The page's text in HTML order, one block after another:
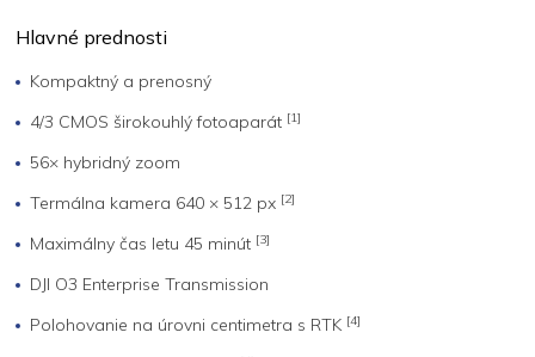
Hlavné prednosti
Kompaktný a prenosný
4/3 CMOS širokouhlý fotoaparát [1]
56× hybridný zoom
Termálna kamera 640 × 512 px [2]
Maximálny čas letu 45 minút [3]
DJI O3 Enterprise Transmission
Polohovanie na úrovni centimetra s RTK [4]